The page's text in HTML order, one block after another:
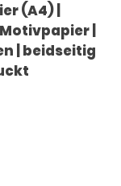
(A4) |
|
| beidseitig